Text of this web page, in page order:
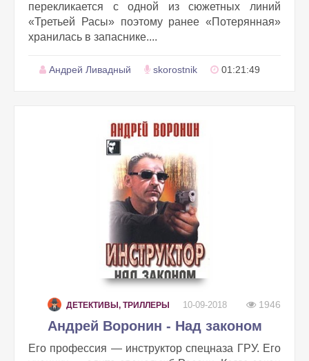
перекликается с одной из сюжетных линий
«Третьей Расы» поэтому ранее «Потерянная»
хранилась в запаснике....
Андрей Ливадный skorostnik 01:21:49
ДЕТЕКТИВЫ, ТРИЛЛЕРЫ 10-09-2018 1946
Андрей Воронин - Над законом
Его профессия — инструктор спецназа ГРУ. Его